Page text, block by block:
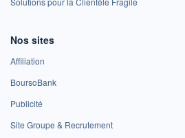
Nos sites
Affiliation
BoursoBank
Publicité
Site Groupe & Recrutement